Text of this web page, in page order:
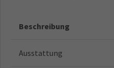
Beschreibung
Ausstattung